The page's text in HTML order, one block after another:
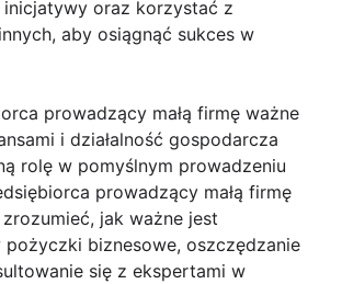
inicjatywy oraz korzystać z
aby osiągnąć sukces w
prowadzący małą firmę ważne
i działalność gospodarcza
rolę w pomyślnym prowadzeniu
prowadzący małą firmę
jak ważne jest
pożyczki biznesowe, oszczędzanie
się z ekspertami w